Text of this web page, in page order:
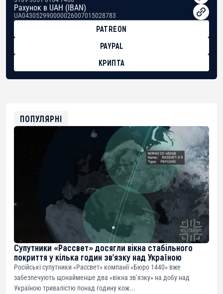
Рахунок в UAH (IBAN)
UA043052990000026007015028783
PATREON
PAYPAL
КРИПТА
0xfD02863D3289416fcF50975c9DFda13623f97758
ПОПУЛЯРНІ
Супутники «Рассвет» досягли вікна стабільного
покриття у кілька годин зв’язку над Україною
Російські супутники «Рассвет» компанії «Бюро 1440» вже
забезпечують щонайменше два «вікна зв’язку» на добу над
Україною тривалістю понад годину кож...